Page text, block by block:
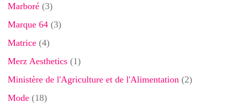
Marboré (3)
Marque 64 (3)
Matrice (4)
Merz Aesthetics (1)
Ministère de l'Agriculture et de l'Alimentation (2)
Mode (18)